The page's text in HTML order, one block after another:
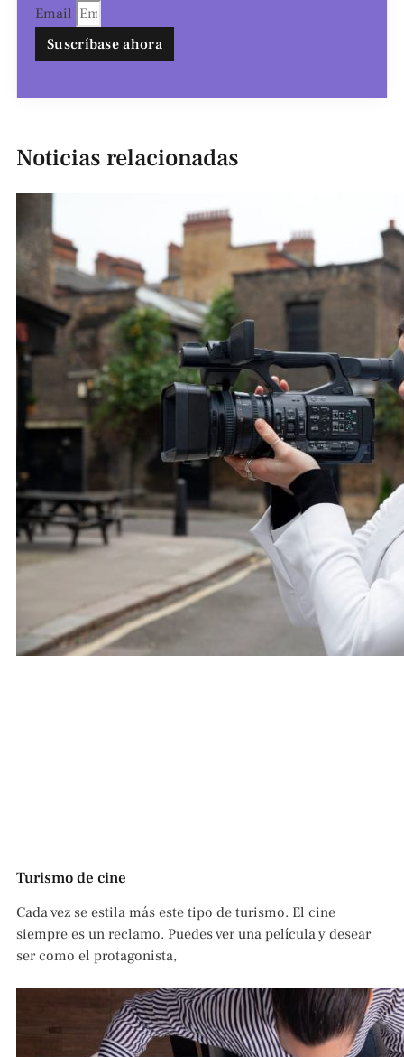
Email
Suscríbase ahora
Noticias relacionadas
Turismo de cine
Cada vez se estila más este tipo de turismo. El cine
siempre es un reclamo. Puedes ver una película y desear
ser como el protagonista,